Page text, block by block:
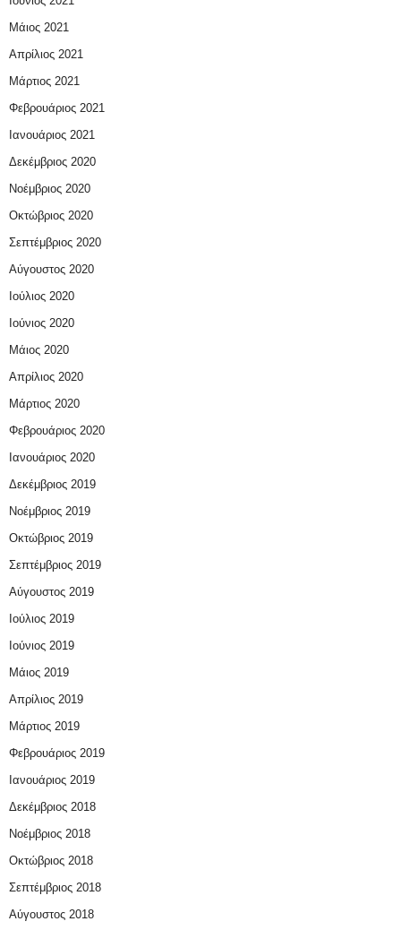
Μάιος 2021
Απρίλιος 2021
Μάρτιος 2021
Φεβρουάριος 2021
Ιανουάριος 2021
Δεκέμβριος 2020
Νοέμβριος 2020
Οκτώβριος 2020
Σεπτέμβριος 2020
Αύγουστος 2020
Ιούλιος 2020
Ιούνιος 2020
Μάιος 2020
Απρίλιος 2020
Μάρτιος 2020
Φεβρουάριος 2020
Ιανουάριος 2020
Δεκέμβριος 2019
Νοέμβριος 2019
Οκτώβριος 2019
Σεπτέμβριος 2019
Αύγουστος 2019
Ιούλιος 2019
Ιούνιος 2019
Μάιος 2019
Απρίλιος 2019
Μάρτιος 2019
Φεβρουάριος 2019
Ιανουάριος 2019
Δεκέμβριος 2018
Νοέμβριος 2018
Οκτώβριος 2018
Σεπτέμβριος 2018
Αύγουστος 2018